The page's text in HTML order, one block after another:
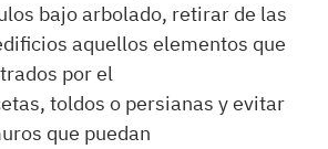
bajo arbolado, retirar de las
aquellos elementos que
por el
toldos o persianas y evitar
que puedan